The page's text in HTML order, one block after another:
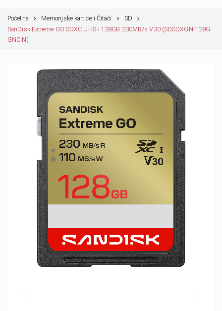
Početna Memorijske kartice i Čitači
SD
SanDisk Extreme GO SDXC UHS-I 128GB 230MB/s V30 (SDSDXGN-128G-
GNCIN)